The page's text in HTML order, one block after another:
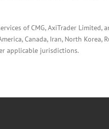
of CMG, AxiTrader Limited,
Canada, Iran, North
applicable jurisdictions.